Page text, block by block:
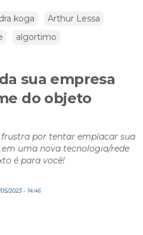
koga
Arthur Lessa
algortimo
sua empresa
do objeto
por tentar emplacar sua
uma nova tecnologia/rede
é para você!
2023 - 14:46